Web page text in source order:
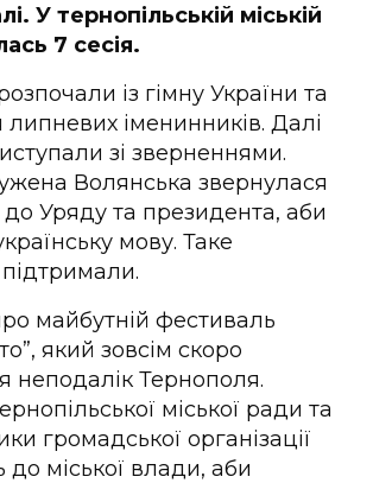
У тернопільській міській
7 сесія.
із гімну України та
липневих іменинників. Далі
зі зверненнями.
Волянська звернулася
Уряду та президента, аби
мову. Таке
майбутній фестиваль
який зовсім скоро
неподалік Тернополя.
міської ради та
громадської організації
до міської влади, аби